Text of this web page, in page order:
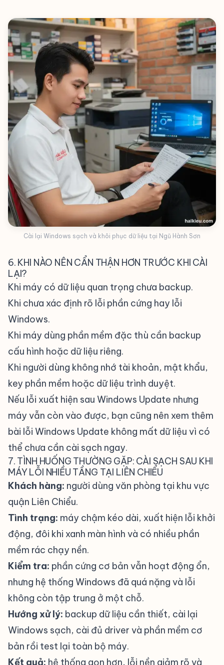
Cài lại Windows sạch và khôi phục dữ liệu tại Ngũ Hành Sơn
6. KHI NÀO NÊN CẨN THẬN HƠN TRƯỚC KHI CÀI
LẠI?
Khi máy có dữ liệu quan trọng chưa backup.
Khi chưa xác định rõ lỗi phần cứng hay lỗi
Windows.
Khi máy dùng phần mềm đặc thù cần backup
cấu hình hoặc dữ liệu riêng.
Khi người dùng không nhớ tài khoản, mật khẩu,
key phần mềm hoặc dữ liệu trình duyệt.
Nếu lỗi xuất hiện sau Windows Update nhưng
máy vẫn còn vào được, bạn cũng nên xem thêm
bài lỗi Windows Update không mất dữ liệu vì có
thể chưa cần cài sạch ngay.
7. TÌNH HUỐNG THƯỜNG GẶP: CÀI SẠCH SAU KHI
MÁY LỖI NHIỀU TẦNG TẠI LIÊN CHIỂU
Khách hàng: người dùng văn phòng tại khu vực
quận Liên Chiểu.
Tình trạng: máy chậm kéo dài, xuất hiện lỗi khởi
động, đôi khi xanh màn hình và có nhiều phần
mềm rác chạy nền.
Kiểm tra: phần cứng cơ bản vẫn hoạt động ổn,
nhưng hệ thống Windows đã quá nặng và lỗi
không còn tập trung ở một chỗ.
Hướng xử lý: backup dữ liệu cần thiết, cài lại
Windows sạch, cài đủ driver và phần mềm cơ
bản rồi test lại toàn bộ máy.
Kết quả: hệ thống gọn hơn, lỗi nền giảm rõ và